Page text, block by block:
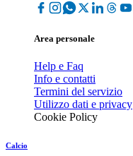
Area personale
Help e Faq
Info e contatti
Termini del servizio
Utilizzo dati e privacy
Cookie Policy
Calcio